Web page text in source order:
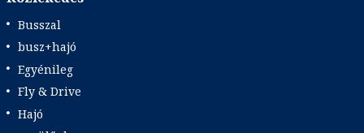
Busszal
busz+hajó
Egyénileg
Fly & Drive
Hajó